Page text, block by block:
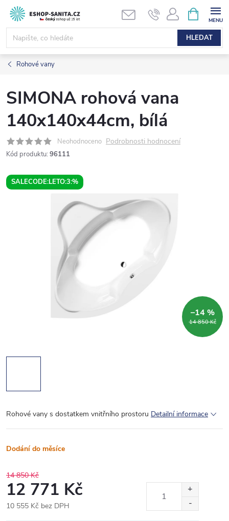
Přejít
obsah
HLEDAT
NÁKUPNÍ
KOŠÍK
Rohové vany
SIMONA rohová vana
140x140x44cm, bílá
Neohodnoceno Podrobnosti hodnocení
Kód produktu: 96111
SALECODE:LETO:3:%
14 850 Kč
–14 %
Rohové vany s dostatkem vnitřního prostoru Detailní informace
Dodání do měsíce
14 850 Kč
12 771 Kč
10 555 Kč bez DPH